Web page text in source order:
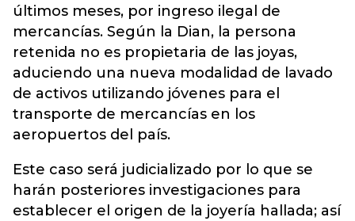
últimos meses, por ingreso ilegal de
mercancías. Según la Dian, la persona
retenida no es propietaria de las joyas,
aduciendo una nueva modalidad de lavado
de activos utilizando jóvenes para el
transporte de mercancías en los
aeropuertos del país.
Este caso será judicializado por lo que se
harán posteriores investigaciones para
establecer el origen de la joyería hallada; así